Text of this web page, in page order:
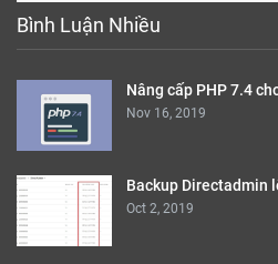
Bình Luận Nhiều
Nâng cấp PHP 7.4
Nov 16, 2019
Backup Directadmin
Oct 2, 2019